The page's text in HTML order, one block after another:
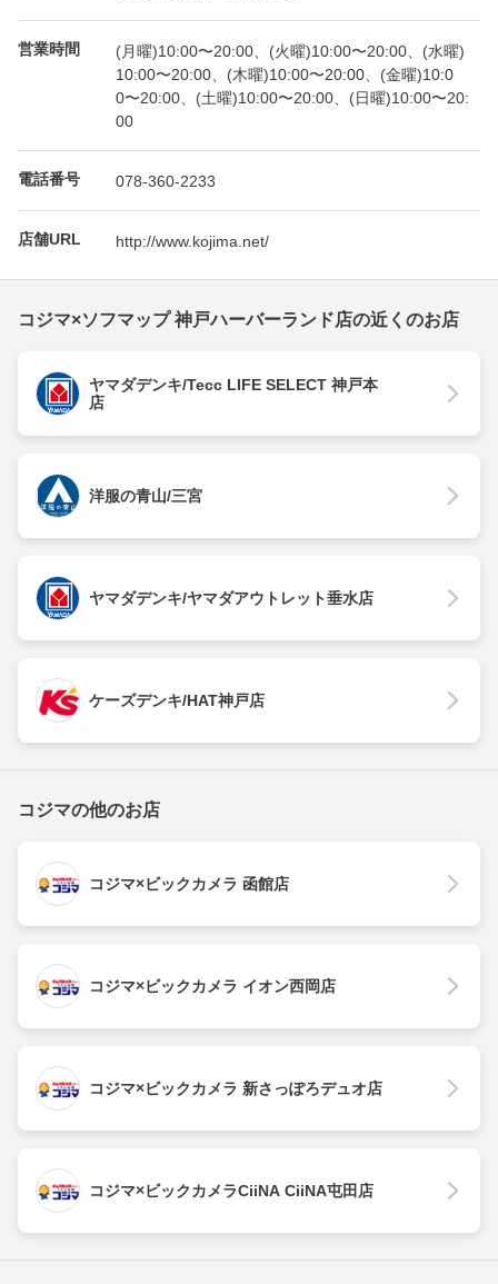
営業時間
(月曜)10:00〜20:00、(火曜)10:00〜20:00、(水曜)
10:00〜20:00、(木曜)10:00〜20:00、(金曜)10:0
0〜20:00、(土曜)10:00〜20:00、(日曜)10:00〜20:
00
電話番号 078-360-2233
店舗URL http://www.kojima.net/
コジマ×ソフマップ 神戸ハーバーランド店の近くのお店
ヤマダデンキ/Tecc LIFE SELECT 神戸本
店
洋服の青山/三宮
ヤマダデンキ/ヤマダアウトレット垂水店
ケーズデンキ/HAT神戸店
コジマの他のお店
コジマ×ビックカメラ 函館店
コジマ×ビックカメラ イオン西岡店
コジマ×ビックカメラ 新さっぽろデュオ店
コジマ×ビックカメラCiiNA CiiNA屯田店